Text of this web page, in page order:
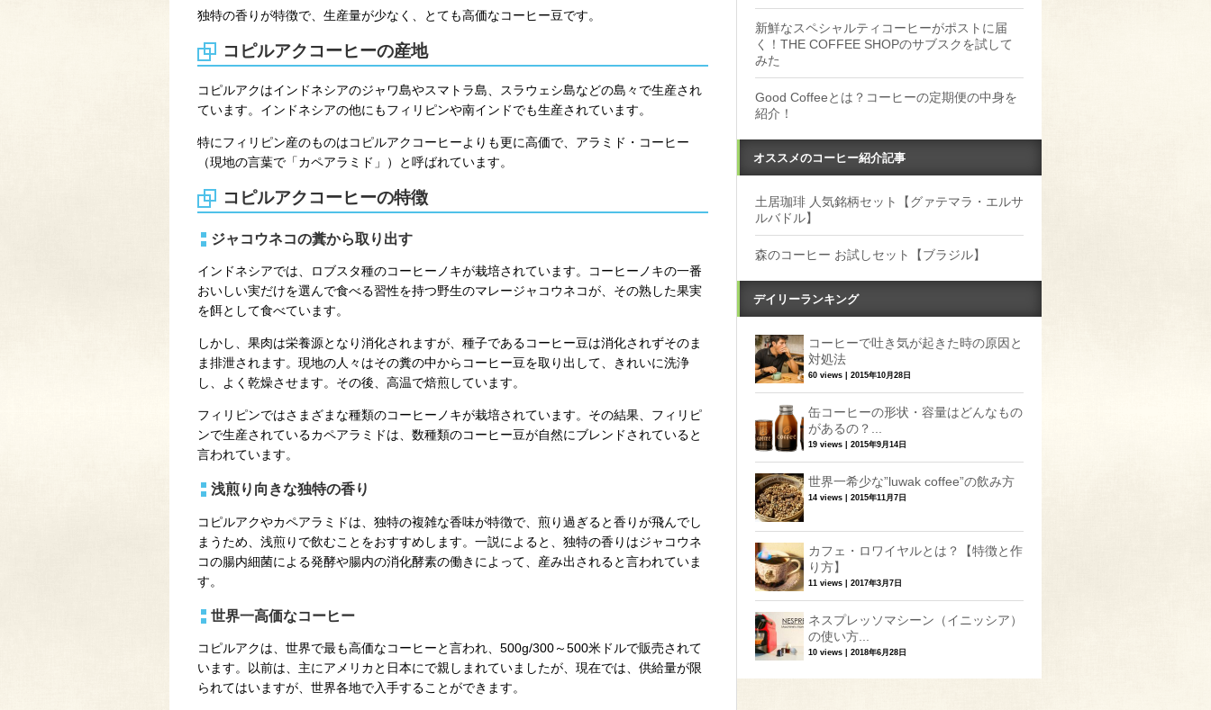
独特の香りが特徴で、生産量が少なく、とても高価なコーヒー豆です。
コピルアクコーヒーの産地
コピルアクはインドネシアのジャワ島やスマトラ島、スラウェシ島などの島々で生産され
ています。インドネシアの他にもフィリピンや南インドでも生産されています。
特にフィリピン産のものはコピルアクコーヒーよりも更に高価で、アラミド・コーヒー
（現地の言葉で「カペアラミド」）と呼ばれています。
コピルアクコーヒーの特徴
ジャコウネコの糞から取り出す
インドネシアでは、ロブスタ種のコーヒーノキが栽培されています。コーヒーノキの一番
おいしい実だけを選んで食べる習性を持つ野生のマレージャコウネコが、その熟した果実
を餌として食べています。
しかし、果肉は栄養源となり消化されますが、種子であるコーヒー豆は消化されずそのま
ま排泄されます。現地の人々はその糞の中からコーヒー豆を取り出して、きれいに洗浄
し、よく乾燥させます。その後、高温で焙煎しています。
フィリピンではさまざまな種類のコーヒーノキが栽培されています。その結果、フィリピ
ンで生産されているカペアラミドは、数種類のコーヒー豆が自然にブレンドされていると
言われています。
浅煎り向きな独特の香り
コピルアクやカペアラミドは、独特の複雑な香味が特徴で、煎り過ぎると香りが飛んでし
まうため、浅煎りで飲むことをおすすめします。一説によると、独特の香りはジャコウネ
コの腸内細菌による発酵や腸内の消化酵素の働きによって、産み出されると言われていま
す。
世界一高価なコーヒー
コピルアクは、世界で最も高価なコーヒーと言われ、500g/300～500米ドルで販売されて
います。以前は、主にアメリカと日本にで親しまれていましたが、現在では、供給量が限
られてはいますが、世界各地で入手することができます。
新鮮なスペシャルティコーヒーがポストに届
く！THE COFFEE SHOPのサブスクを試して
みた
Good Coffeeとは？コーヒーの定期便の中身を
紹介！
オススメのコーヒー紹介記事
土居珈琲 人気銘柄セット【グァテマラ・エルサ
ルバドル】
森のコーヒー お試しセット【ブラジル】
デイリーランキング
コーヒーで吐き気が起きた時の原因と
対処法
60 views 2015年10月28日
缶コーヒーの形状・容量はどんなもの
があるの？...
19 views 2015年9月14日
世界一希少な”luwak coffee”の飲み方
14 views 2015年11月7日
カフェ・ロワイヤルとは？【特徴と作
り方】
11 views 2017年3月7日
ネスプレッソマシーン（イニッシア）
の使い方...
10 views 2018年6月28日